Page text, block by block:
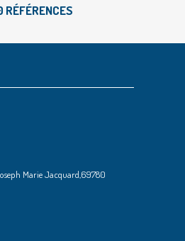
Marie Jacquard,69780